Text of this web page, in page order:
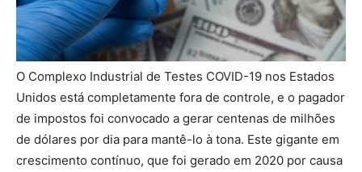
O Complexo Industrial de Testes COVID-19 nos Estados
Unidos está completamente fora de controle, e o pagador
de impostos foi convocado a gerar centenas de milhões
de dólares por dia para mantê-lo à tona. Este gigante em
crescimento contínuo, que foi gerado em 2020 por causa